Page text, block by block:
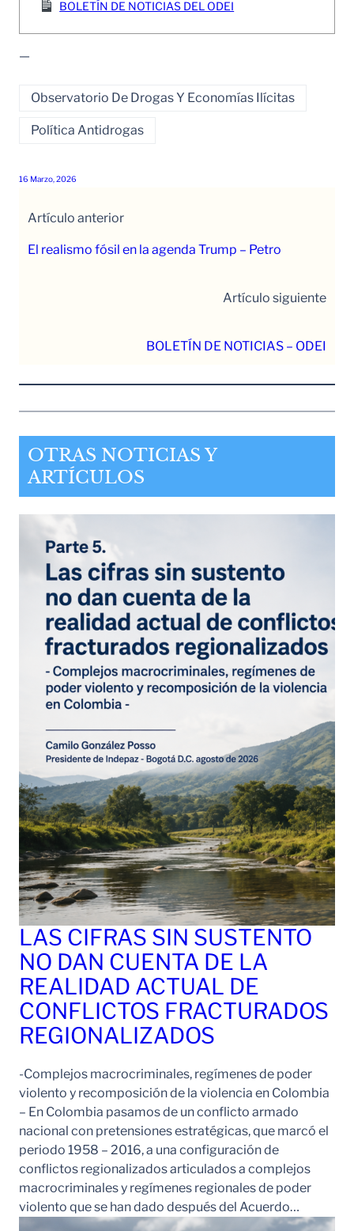
BOLETÍN DE NOTICIAS DEL ODEI
—
Observatorio De Drogas Y Economías Ilícitas
Política Antidrogas
16 Marzo, 2026
Artículo anterior
El realismo fósil en la agenda Trump – Petro
Artículo siguiente
BOLETÍN DE NOTICIAS – ODEI
OTRAS NOTICIAS Y
ARTÍCULOS
LAS CIFRAS SIN SUSTENTO
NO DAN CUENTA DE LA
REALIDAD ACTUAL DE
CONFLICTOS FRACTURADOS
REGIONALIZADOS
-Complejos macrocriminales, regímenes de poder
violento y recomposición de la violencia en Colombia
– En Colombia pasamos de un conflicto armado
nacional con pretensiones estratégicas, que marcó el
periodo 1958 – 2016, a una configuración de
conflictos regionalizados articulados a complejos
macrocriminales y regímenes regionales de poder
violento que se han dado después del Acuerdo…